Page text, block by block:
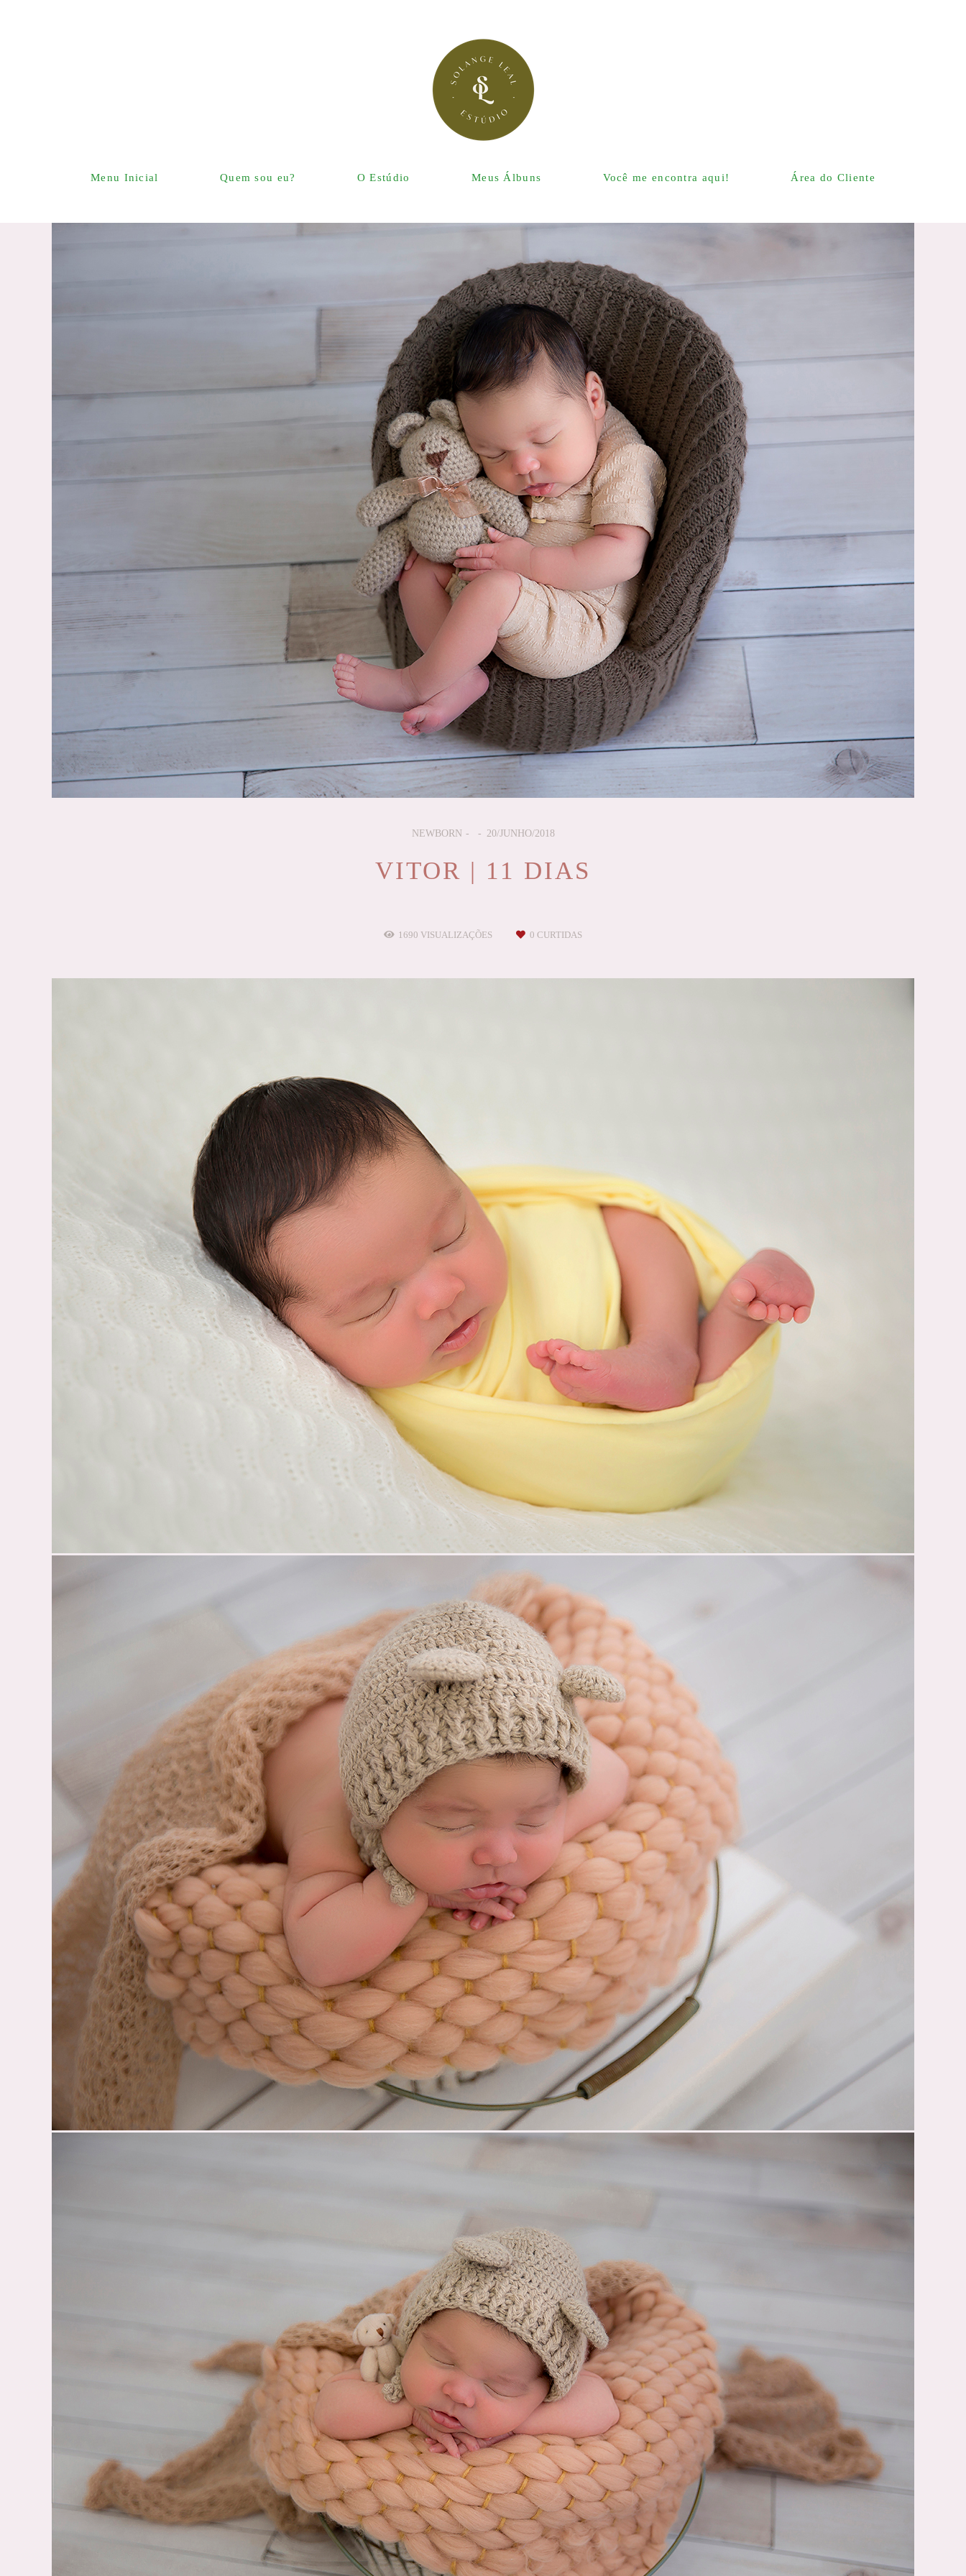
Menu Inicial Quem sou eu? O Estúdio Meus Álbuns Você me encontra aqui! Área do Cliente
NEWBORN 20/JUNHO/2018
VITOR | 11 DIAS
1690 VISUALIZAÇÕES 0 CURTIDAS